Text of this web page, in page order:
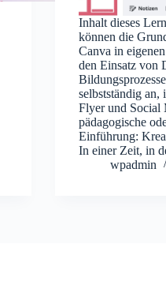
Inhalt dieses
können die
Canva in
den Einsatz von
selbstständig an,
Flyer und Social
pädagogische
Einführung:
In einer Zeit, in
wpadmin